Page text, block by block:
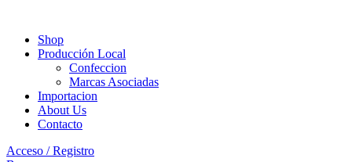
Shop
Producción Local
Confeccion
Marcas Asociadas
Importacion
About Us
Contacto
Acceso / Registro